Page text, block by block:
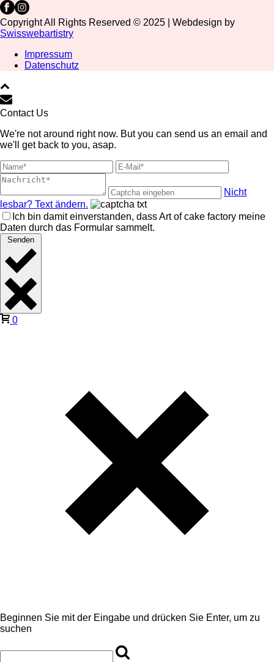
Copyright All Rights Reserved © 2025 | Webdesign by
Swisswebartistry
Impressum
Datenschutz
Contact Us
We're not around right now. But you can send us an email and
we'll get back to you, asap.
Nicht
lesbar? Text ändern.
Ich bin damit einverstanden, dass Art of cake factory meine
Daten durch das Formular sammelt.
Senden
0
Beginnen Sie mit der Eingabe und drücken Sie Enter, um zu
suchen